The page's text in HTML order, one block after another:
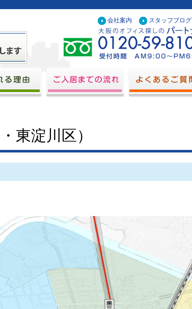
会社案内 スタッフブログ
東淀川区）